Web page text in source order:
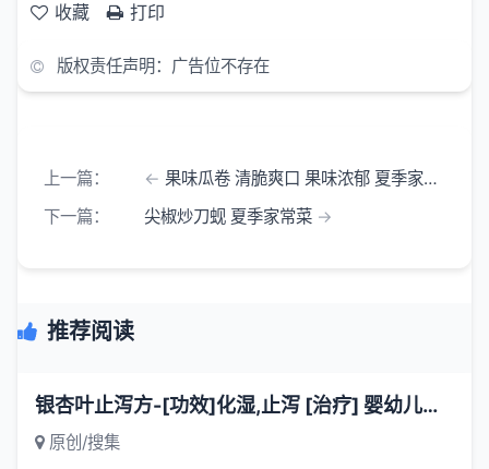
收藏
打印
版权责任声明：广告位不存在
上一篇：
果味瓜卷 清脆爽口 果味浓郁 夏季家常菜
下一篇：
尖椒炒刀蚬 夏季家常菜
推荐阅读
​银杏叶止泻方-[功效]化湿,止泻 [治疗] 婴幼儿秋季腹泻-一味药方
原创/搜集